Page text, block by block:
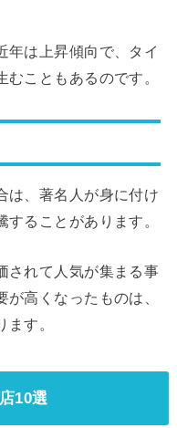
年は上昇傾向で、タイ
こともあるのです。
は、著名人が身に付け
ることがあります。
されて人気が集まる事
高くなったものは、
す。
10選